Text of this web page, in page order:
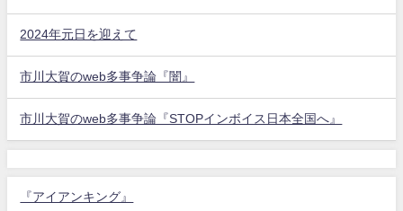
2024年元日を迎えて
市川大賀のweb多事争論『闇』
市川大賀のweb多事争論『STOPインボイス日本全国へ』
『アイアンキング』